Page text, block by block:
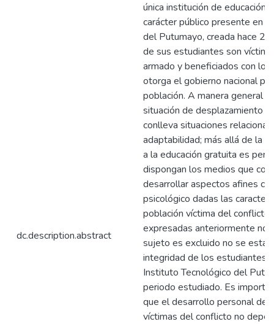
dc.description.abstract
única institución de educación
carácter público presente en
del Putumayo, creada hace
de sus estudiantes son
armado y beneficiados con
otorga el gobierno nacional
población. A manera general
situación de desplazamiento
conlleva situaciones
adaptabilidad; más allá de la
a la educación gratuita es
dispongan los medios que
desarrollar aspectos afines
psicológico dadas las
población víctima del
expresadas anteriormente no
sujeto es excluido no se
integridad de los estudiantes
Instituto Tecnológico del
periodo estudiado. Es
que el desarrollo personal de
víctimas del conflicto no